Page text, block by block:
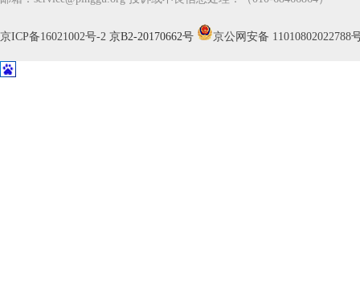
京ICP备16021002号-2 京B2-20170662号 京公网安备 11010802022788